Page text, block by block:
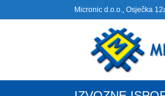
Micronic d.o.o., Osječka